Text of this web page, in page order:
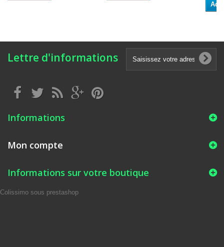
Lettre d'informations
Informations
Mon compte
Informations sur votre boutique
Colissimo sous prestashop